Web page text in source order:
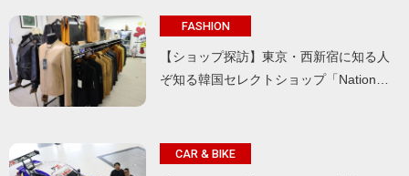
FASHION
【ショップ探訪】東京・西新宿に知る人
ぞ知る韓国セレクトショップ「Nation…
CAR & BIKE